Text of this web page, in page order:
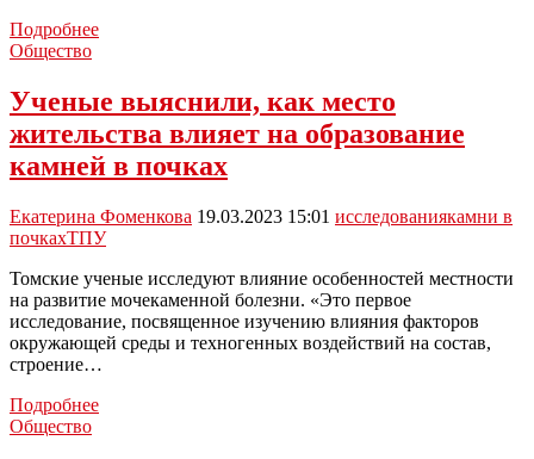
ПодробнееУченые
в
сутки
нужно
сидеть,
и
спать
Общество
Ученые выяснили, как место
жительства влияет на образование
камней в почках
Екатерина Фоменкова 19.03.2023 15:01 исследованиякамни в
почкахТПУ
Томские ученые исследуют влияние особенностей местности
на развитие мочекаменной болезни. «Это первое
исследование, посвященное изучению влияния факторов
окружающей среды и техногенных воздействий на состав,
строение…
ПодробнееУченые
Общество